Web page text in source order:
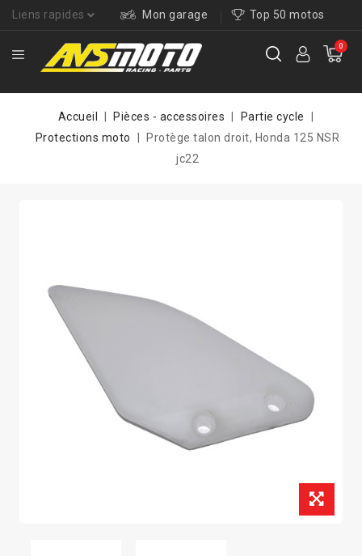
Liens rapides Mon garage Top 50 motos
0
Accueil Pièces - accessoires
Partie cycle
Protections moto
Protège talon droit, Honda 125 NSR
jc22